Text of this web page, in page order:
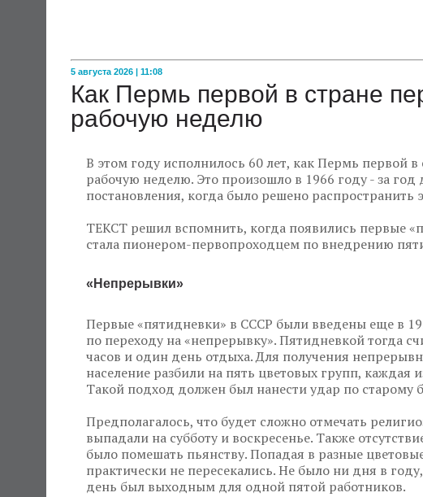
5 августа 2026 | 11:08
Как Пермь первой в стране
рабочую неделю
В этом году исполнилось 60 лет, как Пермь первой
рабочую неделю. Это произошло в 1966 году - за
постановления, когда было решено распространить
ТЕКСТ решил вспомнить, когда появились первые
стала пионером-первопроходцем по внедрению
«Непрерывки»
Первые «пятидневки» в СССР были введены еще в
по переходу на «непрерывку». Пятидневкой тогда
часов и один день отдыха. Для получения
население разбили на пять цветовых групп, каждая
Такой подход должен был нанести удар по старому
Предполагалось, что будет сложно отмечать
выпадали на субботу и воскресенье. Также
было помешать пьянству. Попадая в разные
практически не пересекались. Не было ни дня в
день был выходным для одной пятой работников.